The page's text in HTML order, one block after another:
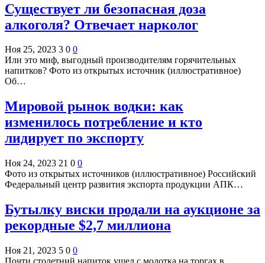
Существует ли безопасная доза
алкоголя? Отвечает нарколог
Ноя 25, 2023 3 0 0
Или это миф, выгодный производителям горячительных
напитков? Фото из открытых источник (иллюстративное)
Об…
Мировой рынок водки: как
изменилось потребление и кто
лидирует по экспорту
Ноя 24, 2023 21 0 0
Фото из открытых источников (иллюстративное) Российский
Федеральный центр развития экспорта продукции АПК…
Бутылку виски продали на аукционе за
рекордные $2,7 миллиона
Ноя 21, 2023 5 0 0
Почти столетний напиток ушел с молотка на торгах в